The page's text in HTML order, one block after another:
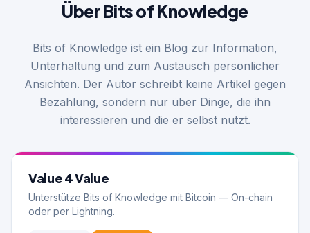
Über Bits of Knowledge
Bits of Knowledge ist ein Blog zur Information,
Unterhaltung und zum Austausch persönlicher
Ansichten. Der Autor schreibt keine Artikel gegen
Bezahlung, sondern nur über Dinge, die ihn
interessieren und die er selbst nutzt.
Value 4 Value
Unterstütze Bits of Knowledge mit Bitcoin — On-chain
oder per Lightning.